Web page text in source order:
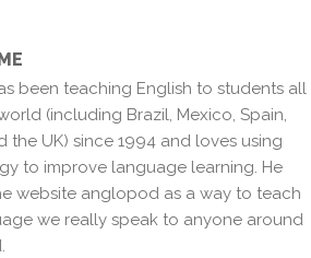
been teaching English to students all
(including Brazil, Mexico, Spain,
the UK) since 1994 and loves using
to improve language learning. He
website anglopod as a way to teach
we really speak to anyone around